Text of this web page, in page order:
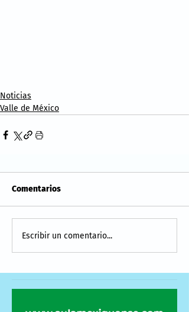
Noticias
Valle de México
Comentarios
Escribir un comentario...